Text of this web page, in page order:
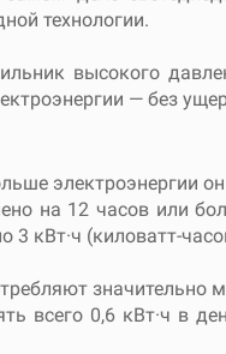
технологии.
высокого
— без
электроэнергии
на 12 часов или
кВт·ч (киловатт-
всего 0,6 кВт·ч в